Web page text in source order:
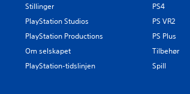
Stillinger
PlayStation Studios
PlayStation Productions
Om selskapet
PlayStation-tidslinjen
PS4
PS VR2
PS Plus
Tilbehør
Spill